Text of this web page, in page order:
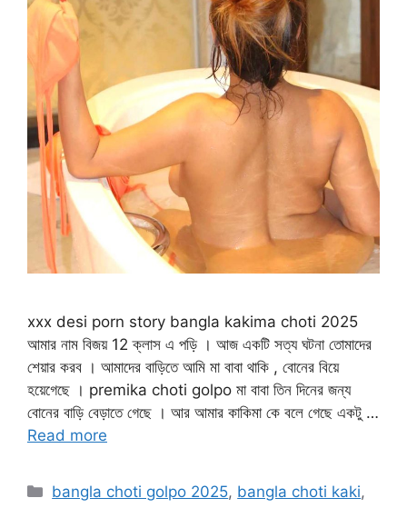
xxx desi porn story bangla kakima choti 2025
আমার নাম বিজয় 12 ক্লাস এ পড়ি । আজ একটি সত্য ঘটনা তোমাদের
শেয়ার করব । আমাদের বাড়িতে আমি মা বাবা থাকি , বোনের বিয়ে
হয়েগেছে । premika choti golpo মা বাবা তিন দিনের জন্য
বোনের বাড়ি বেড়াতে গেছে । আর আমার কাকিমা কে বলে গেছে একটু …
Read more
Categories
bangla choti golpo 2025, bangla choti kaki,